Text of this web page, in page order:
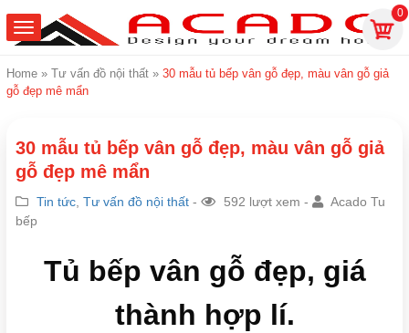
0
Home » Tư vấn đồ nội thất » 30 mẫu tủ bếp vân gỗ đẹp, màu vân gỗ giả
gỗ đẹp mê mẩn
30 mẫu tủ bếp vân gỗ đẹp, màu vân gỗ giả
gỗ đẹp mê mẩn
Tin tức Tư vấn đồ nội thất - 592 lượt xem -
Acado Tu
bếp
Tủ bếp vân gỗ đẹp, giá
thành hợp lí.